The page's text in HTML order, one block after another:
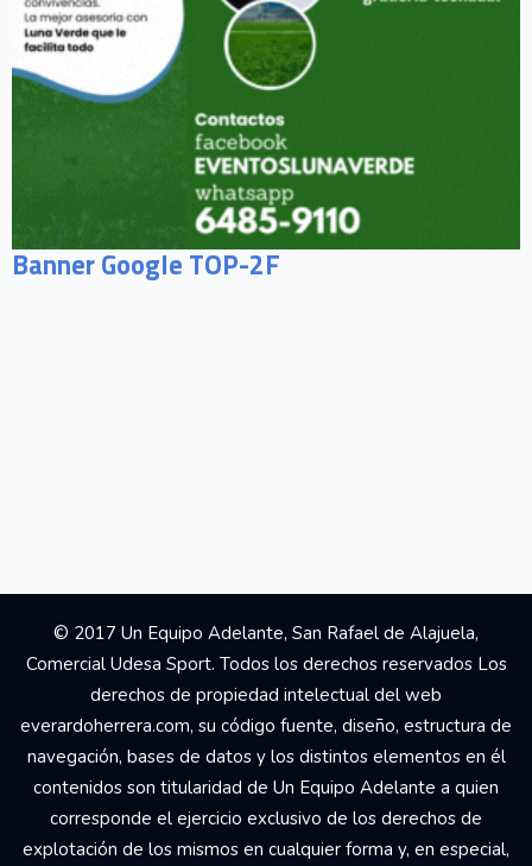
Banner Google TOP-2F
© 2017 Un Equipo Adelante, San Rafael de Alajuela,
Comercial Udesa Sport. Todos los derechos reservados Los
derechos de propiedad intelectual del web
everardoherrera.com, su código fuente, diseño, estructura de
navegación, bases de datos y los distintos elementos en él
contenidos son titularidad de Un Equipo Adelante a quien
corresponde el ejercicio exclusivo de los derechos de
explotación de los mismos en cualquier forma y, en especial,